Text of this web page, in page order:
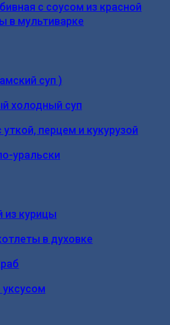
с соусом из красной
в мультиварке
суп )
холодный суп
перцем и кукурузой
уральски
из курицы
в духовке